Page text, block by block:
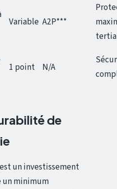
Variable A2P***
1 point N/A
de
un investissement
un minimum